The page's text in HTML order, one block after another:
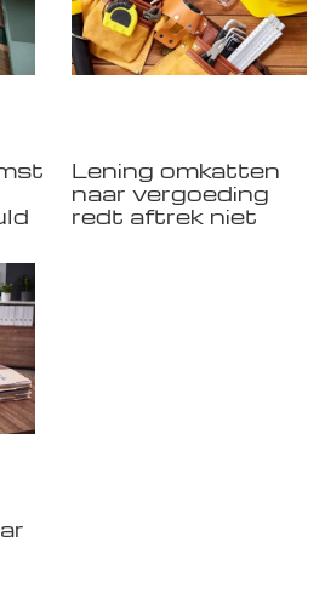
Lening omkatten
naar vergoeding
redt aftrek niet